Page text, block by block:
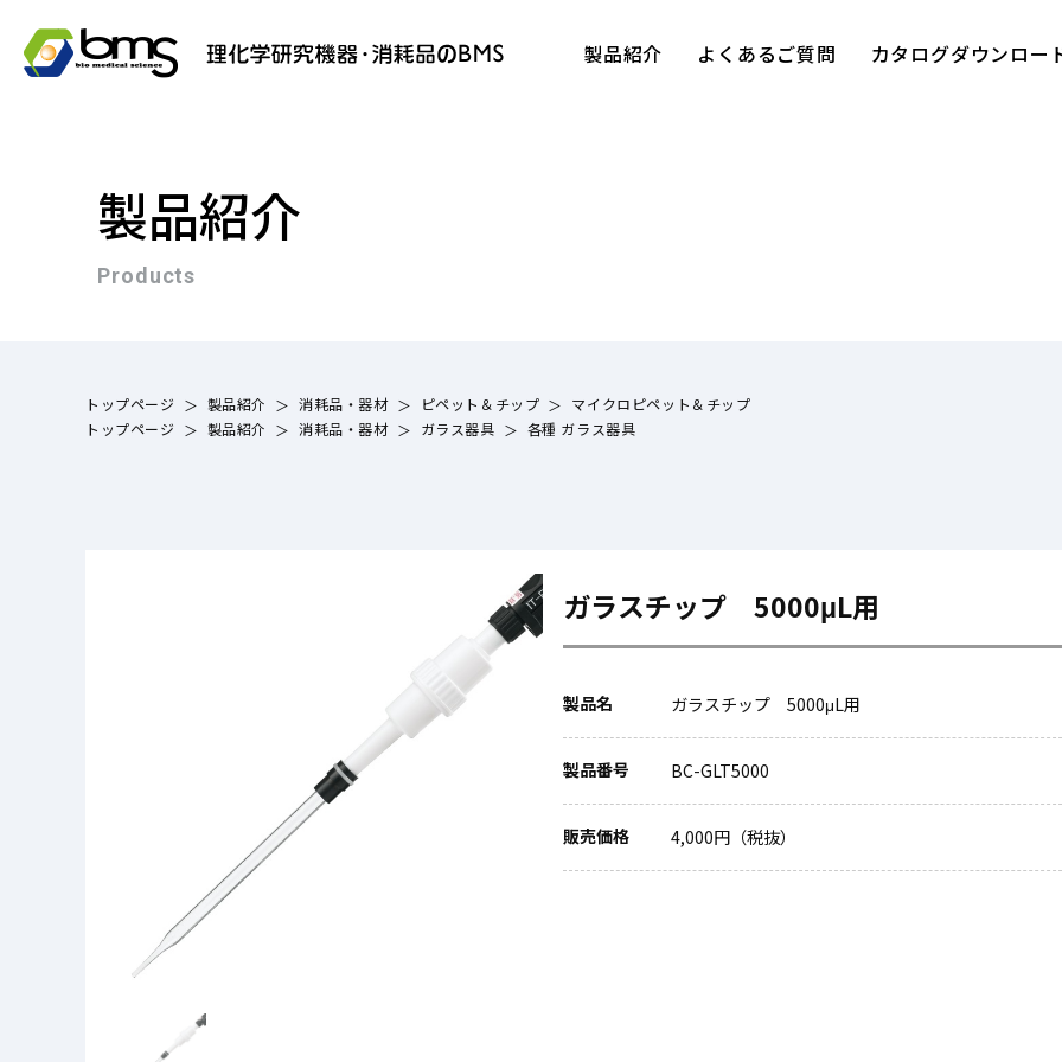
製品紹介 よくあるご質問 カタログダウンロー
製品紹介
Products
トップページ 製品紹介 消耗品・器材 ピペット＆チップ
マイクロピペット＆チップ
トップページ
製品紹介 消耗品・器材 ガラス器具 各種 ガラス器具
ガラスチップ 5000μL用
製品名 ガラスチップ 5000μL用
製品番号 BC-GLT5000
販売価格 4,000円（税抜）